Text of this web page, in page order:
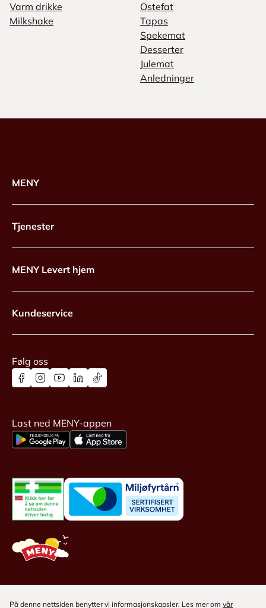
Varm drikke
Milkshake
Ostefat
Tapas
Spekemat
Desserter
Julemat
Anledninger
MENY
Tjenester
MENY Levert hjem
Kundeservice
Følg oss
Last ned MENY-appen
På denne nettsiden benytter vi informasjonskapsler. Les mer om vår